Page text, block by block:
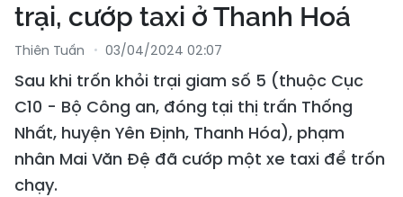
trại, cướp taxi ở Thanh Hoá
Thiên Tuấn 03/04/2024 02:07
Sau khi trốn khỏi trại giam số 5 (thuộc Cục
C10 - Bộ Công an, đóng tại thị trấn Thống
Nhất, huyện Yên Định, Thanh Hóa), phạm
nhân Mai Văn Đệ đã cướp một xe taxi để trốn
chạy.